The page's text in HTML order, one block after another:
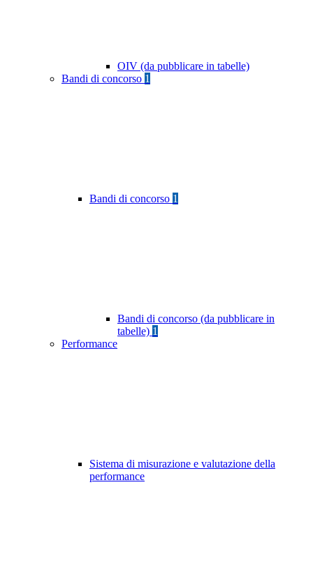
OIV (da pubblicare in tabelle)
Bandi di concorso 1
Bandi di concorso 1
Bandi di concorso (da pubblicare in
tabelle) 1
Performance
Sistema di misurazione e valutazione della
performance